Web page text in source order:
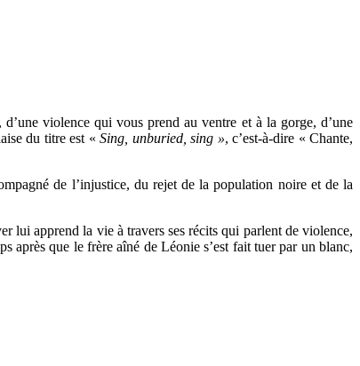
d’une violencequi vous prend au ventre et à la gorge,d’une
du titre est «Sing, unburied, sing », c’est-à-dire « Chante,
de l’injustice, du rejet de la population noire et de la
lui apprend la vie à travers ses récits qui parlent de violence,
après que le frère aîné de Léonie s’est fait tuer par un blanc,